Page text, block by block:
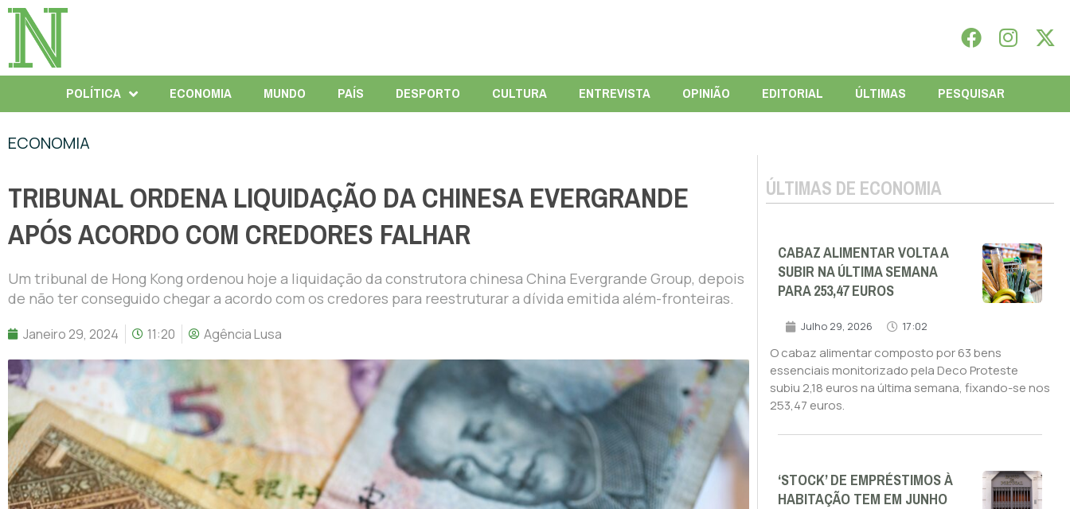
POLÍTICA ECONOMIA MUNDO PAÍS DESPORTO CULTURA ENTREVISTA OPINIÃO EDITORIAL ÚLTIMAS PESQUISAR
ECONOMIA
TRIBUNAL ORDENA LIQUIDAÇÃO DA CHINESA EVERGRANDE
APÓS ACORDO COM CREDORES FALHAR
Um tribunal de Hong Kong ordenou hoje a liquidação da construtora chinesa China Evergrande Group, depois
de não ter conseguido chegar a acordo com os credores para reestruturar a dívida emitida além-fronteiras.
Janeiro 29, 2024 11:20 Agência Lusa
ÚLTIMAS DE ECONOMIA
CABAZ ALIMENTAR VOLTA A
SUBIR NA ÚLTIMA SEMANA
PARA 253,47 EUROS
Julho 29, 2026 17:02
O cabaz alimentar composto por 63 bens
essenciais monitorizado pela Deco Proteste
subiu 2,18 euros na última semana, fixando-se nos
253,47 euros.
‘STOCK’ DE EMPRÉSTIMOS À
HABITAÇÃO TEM EM JUNHO